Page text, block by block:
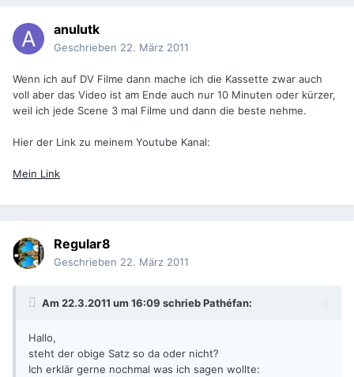
anulutk
Geschrieben 22. März 2011
Wenn ich auf DV Filme dann mache ich die Kassette zwar auch
voll aber das Video ist am Ende auch nur 10 Minuten oder kürzer,
weil ich jede Scene 3 mal Filme und dann die beste nehme.
Hier der Link zu meinem Youtube Kanal:
Mein Link
Regular8
Geschrieben 22. März 2011
Am 22.3.2011 um 16:09 schrieb Pathéfan:
Hallo,
steht der obige Satz so da oder nicht?
Ich erklär gerne nochmal was ich sagen wollte: